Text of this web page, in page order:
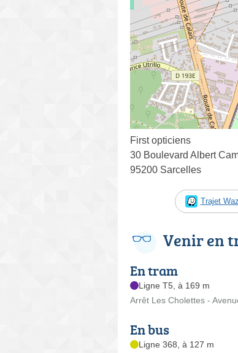
First opticiens
30 Boulevard Albert
95200 Sarcelles
Trajet
Venir en
En tram
Ligne T5, à 169 m
Arrêt Les Cholettes -
En bus
Ligne 368, à 127 m